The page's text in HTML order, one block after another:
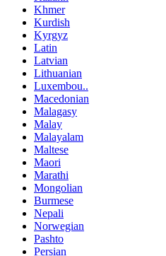
Khmer
Kurdish
Kyrgyz
Latin
Latvian
Lithuanian
Luxembou..
Macedonian
Malagasy
Malay
Malayalam
Maltese
Maori
Marathi
Mongolian
Burmese
Nepali
Norwegian
Pashto
Persian